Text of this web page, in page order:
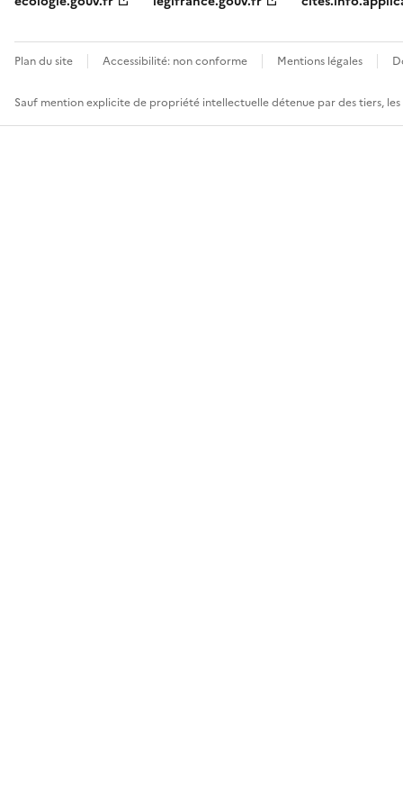
Plan du site Accessibilité: non conforme Mentions légales
Sauf mention explicite de propriété intellectuelle détenue par des tiers,